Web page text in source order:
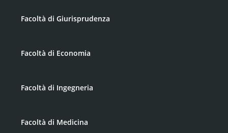
Facoltà di Giurisprudenza
Facoltà di Economia
Facoltà di Ingegneria
Facoltà di Medicina